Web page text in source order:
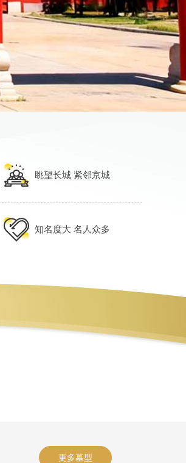
眺望长城 紧邻京城
知名度大 名人众多
更多墓型